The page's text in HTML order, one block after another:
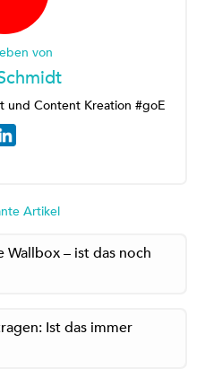
von
und Content Kreation #goE
Artikel
– ist das noch
Ist das immer